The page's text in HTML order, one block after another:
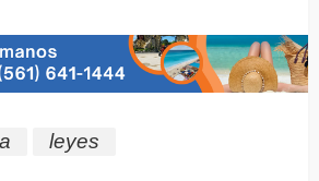
leyes